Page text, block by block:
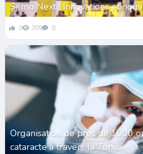
Silmo Next : Innovations et
0 309 0
Organisation de près de 1000
cataracte à travers la Tunisie